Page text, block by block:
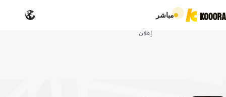
مباشر
إعلان